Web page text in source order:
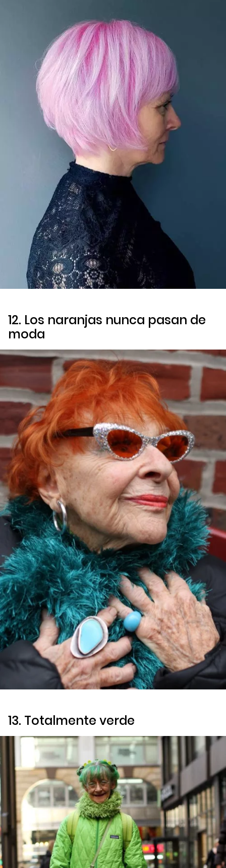
12. Los naranjas nunca pasan de
moda
13. Totalmente verde